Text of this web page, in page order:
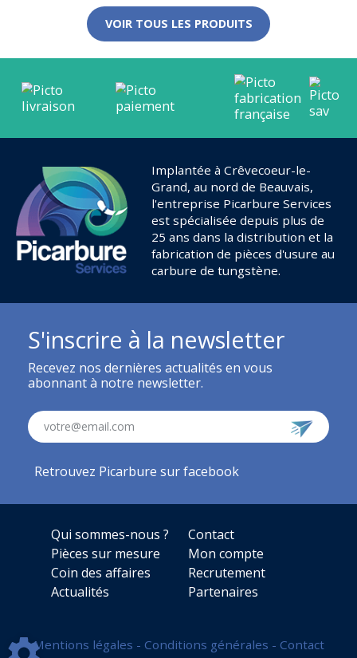
VOIR TOUS LES PRODUITS
Implantée à Crêvecoeur-le-
Grand, au nord de Beauvais,
l'entreprise Picarbure Services
est spécialisée depuis plus de
25 ans dans la distribution et la
fabrication de pièces d'usure au
carbure de tungstène.
Qui sommes-nous ?
Contact
Pièces sur mesure
Mon compte
Coin des affaires
Recrutement
Actualités
Partenaires
Mentions légales - Conditions générales - Contact
S'inscrire à la newsletter
Recevez nos dernières actualités en vous
abonnant à notre newsletter.
votre@email.com
Retrouvez Picarbure sur facebook